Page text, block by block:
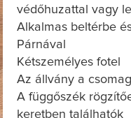
védőhuzattal vagy
Alkalmas beltérbe
Párnával
Kétszemélyes fotel
Az állvány a
A függőszék
keretben találhatók